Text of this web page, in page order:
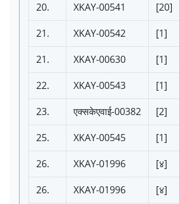
20.
XKAY-00541 [20]
21.
XKAY-00542 [1]
21.
XKAY-00630 [1]
22.
XKAY-00543 [1]
23.
एक्सकेएवाई-00382 [2]
25.
XKAY-00545 [1]
26.
XKAY-01996 [४]
26.
XKAY-01996 [४]